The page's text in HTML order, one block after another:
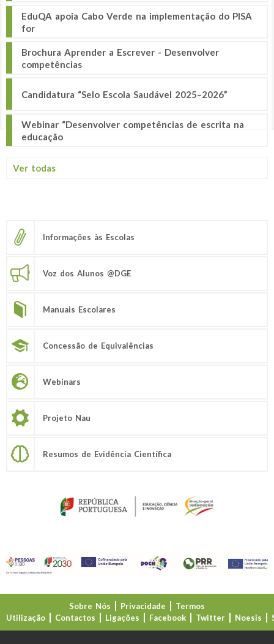
EduQA apoia Cabo Verde na implementação do PISA
for
Brochura Aprender a Escrever - Desenvolver
competências
Candidatura “Selo Escola Saudável 2025–2026”
Webinar “Desenvolver competências de escrita na
educação
Ver todas
Informações às Escolas
Voz dos Alunos @DGE
Manuais Escolares
Concessão de Equivalências
Webinars
Projeto Nau
Resumos de Evidência Científica
Sobre Nós Privacidade
Termos
Utilização
Contactos Ligações Facebook Twitter Noesis